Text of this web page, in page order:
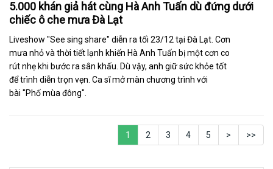
5.000 khán giả hát cùng Hà Anh Tuấn dù đứng dưới
chiếc ô che mưa Đà Lạt
Liveshow "See sing share" diễn ra tối 23/12 tại Đà Lạt. Cơn
mưa nhỏ và thời tiết lạnh khiến Hà Anh Tuấn bị một cơn co
rút nhẹ khi bước ra sân khấu. Dù vậy, anh giữ sức khỏe tốt
để trình diễn trọn vẹn. Ca sĩ mở màn chương trình với
bài "Phố mùa đông".
1 2 3 4 5 > >>